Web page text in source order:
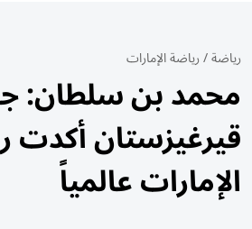
رياضة/رياضة الإمارات
محمد بن سلطان:
قيرغيزستان أكدت
الإمارات عالمياً